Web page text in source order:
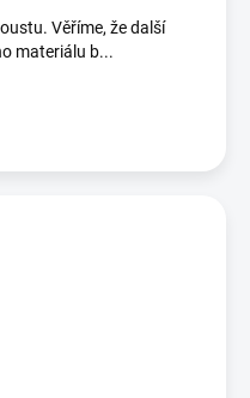
Věříme, že další
materiálu b...